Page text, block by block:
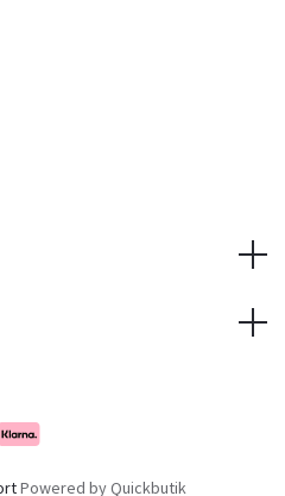
Powered by Quickbutik